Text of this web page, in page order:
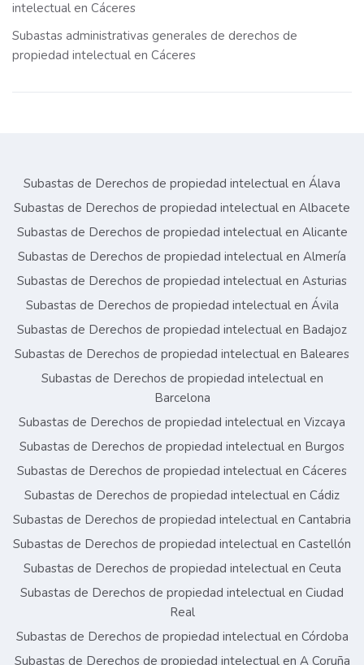
intelectual en Cáceres
Subastas administrativas generales de derechos de
propiedad intelectual en Cáceres
Subastas de Derechos de propiedad intelectual en Álava
Subastas de Derechos de propiedad intelectual en Albacete
Subastas de Derechos de propiedad intelectual en Alicante
Subastas de Derechos de propiedad intelectual en Almería
Subastas de Derechos de propiedad intelectual en Asturias
Subastas de Derechos de propiedad intelectual en Ávila
Subastas de Derechos de propiedad intelectual en Badajoz
Subastas de Derechos de propiedad intelectual en Baleares
Subastas de Derechos de propiedad intelectual en
Barcelona
Subastas de Derechos de propiedad intelectual en Vizcaya
Subastas de Derechos de propiedad intelectual en Burgos
Subastas de Derechos de propiedad intelectual en Cáceres
Subastas de Derechos de propiedad intelectual en Cádiz
Subastas de Derechos de propiedad intelectual en Cantabria
Subastas de Derechos de propiedad intelectual en Castellón
Subastas de Derechos de propiedad intelectual en Ceuta
Subastas de Derechos de propiedad intelectual en Ciudad
Real
Subastas de Derechos de propiedad intelectual en Córdoba
Subastas de Derechos de propiedad intelectual en A Coruña